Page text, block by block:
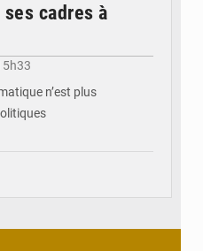
ses cadres à
n’est plus